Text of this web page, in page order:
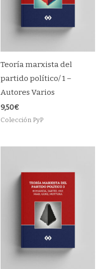
Teoría marxista del
partido político/ 1 –
Autores Varios
9,50€
Colección PyP